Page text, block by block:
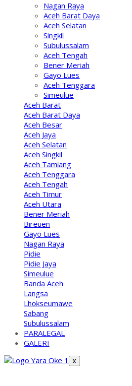
Nagan Raya
Aceh Barat Daya
Aceh Selatan
Singkil
Subulussalam
Aceh Tengah
Bener Meriah
Gayo Lues
Aceh Tenggara
Simeulue
Aceh Barat
Aceh Barat Daya
Aceh Besar
Aceh Jaya
Aceh Selatan
Aceh Singkil
Aceh Tamiang
Aceh Tenggara
Aceh Tengah
Aceh Timur
Aceh Utara
Bener Meriah
Bireuen
Gayo Lues
Nagan Raya
Pidie
Pidie Jaya
Simeulue
Banda Aceh
Langsa
Lhokseumawe
Sabang
Subulussalam
PARALEGAL
GALERI
X